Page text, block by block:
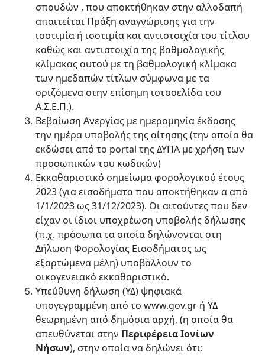
σπουδών , που αποκτήθηκαν στην αλλοδαπή
απαιτείται Πράξη αναγνώρισης για την
ισοτιμία ή ισοτιμία και αντιστοιχία του τίτλου
καθώς και αντιστοιχία της βαθμολογικής
κλίμακας αυτού με τη βαθμολογική κλίμακα
των ημεδαπών τίτλων σύμφωνα με τα
οριζόμενα στην επίσημη ιστοσελίδα του
Α.Σ.Ε.Π.).
Βεβαίωση Ανεργίας με ημερομηνία έκδοσης
την ημέρα υποβολής της αίτησης (την οποία θα
εκδώσει από το portal της ΔΥΠΑ με χρήση των
προσωπικών του κωδικών)
Εκκαθαριστικό σημείωμα φορολογικού έτους
2023 (για εισοδήματα που αποκτήθηκαν α από
1/1/2023 ως 31/12/2023). Οι αιτούντες που δεν
είχαν οι ίδιοι υποχρέωση υποβολής δήλωσης
(π.χ. πρόσωπα τα οποία δηλώνονται στη
Δήλωση Φορολογίας Εισοδήματος ως
εξαρτώμενα μέλη) υποβάλλουν το
οικογενειακό εκκαθαριστικό.
Υπεύθυνη δήλωση (ΥΔ) ψηφιακά
υπογεγραμμένη από το www.gov.gr ή ΥΔ
θεωρημένη από δημόσια αρχή, (η οποία θα
απευθύνεται στην Περιφέρεια Ιονίων
Νήσων), στην οποία να δηλώνει ότι: